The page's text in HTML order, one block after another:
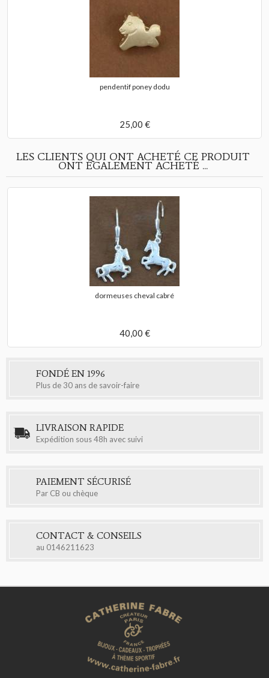
pendentif poney dodu
25,00 €
LES CLIENTS QUI ONT ACHETÉ CE PRODUIT
ONT ÉGALEMENT ACHETÉ ...
dormeuses cheval cabré
40,00 €
FONDÉ EN 1996
Plus de 30 ans de savoir-faire
LIVRAISON RAPIDE
Expédition sous 48h avec suivi
PAIEMENT SÉCURISÉ
Par CB ou chèque
CONTACT & CONSEILS
au 0146211623